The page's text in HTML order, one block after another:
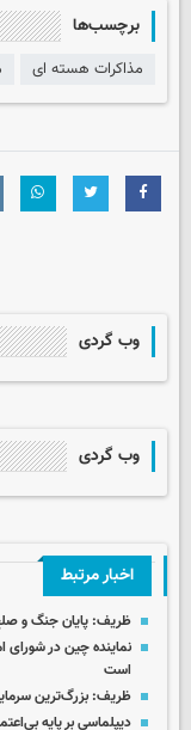
برچسب‌ها
مذاکرات هسته ای
وب گردی
وب گردی
اخبار مرتبط
ظریف:‌ پایان جنگ و
نماینده چین در شورای
است
ظریف: بزرگ‌ترین
دیپلماسی بر پایه